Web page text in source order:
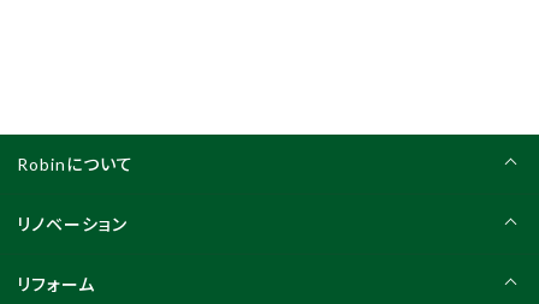
Robinについて
リノベーション
リフォーム